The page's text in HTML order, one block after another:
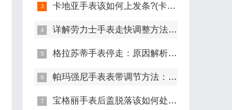
卡地亚手表该如何上发条?(卡地亚手表上发条的与技巧分享)
详解劳力士手表走快调整方法：轻松校准时间
格拉苏蒂手表停走：原因解析与有效解决策略
帕玛强尼手表表带调节方法：轻松调整长度，适配手腕
宝格丽手表后盖脱落该如何处理?(表盖脱落的处理方法)